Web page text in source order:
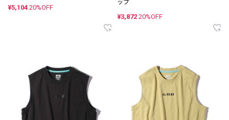
¥5,104 20%OFF
ップ
¥3,872 20%OFF